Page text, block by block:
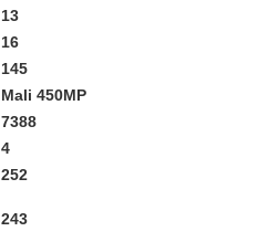
13
16
145
Mali 450MP
7388
4
252
243